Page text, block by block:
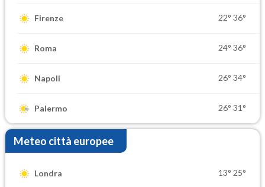
Firenze 22° 36°
Roma 24° 36°
Napoli 26° 34°
Palermo 26° 31°
Meteo città europee
Londra 13° 25°